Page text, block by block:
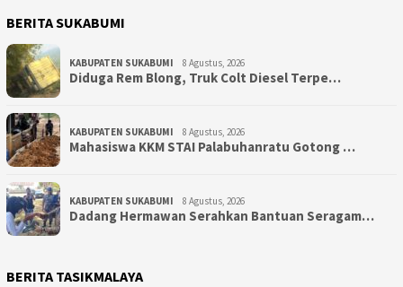
BERITA SUKABUMI
KABUPATEN SUKABUMI 8 Agustus, 2026
Diduga Rem Blong, Truk Colt Diesel Terpe…
KABUPATEN SUKABUMI 8 Agustus, 2026
Mahasiswa KKM STAI Palabuhanratu Gotong …
KABUPATEN SUKABUMI 8 Agustus, 2026
Dadang Hermawan Serahkan Bantuan Seragam…
BERITA TASIKMALAYA